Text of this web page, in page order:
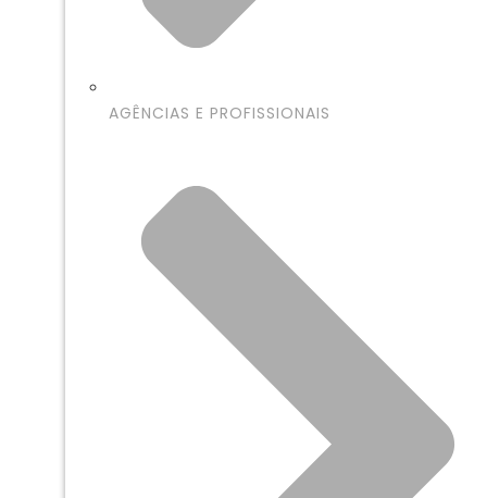
AGÊNCIAS E PROFISSIONAIS